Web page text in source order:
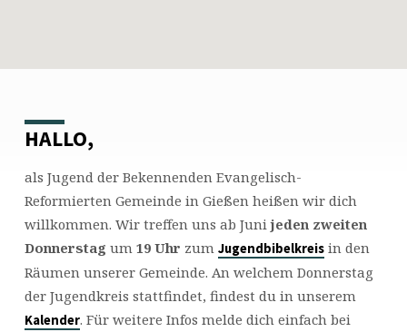
JUGENDKREIS
HALLO,
als Jugend der Bekennenden Evangelisch-
Reformierten Gemeinde in Gießen heißen wir dich
willkommen. Wir treffen uns ab Junijeden zweiten
Donnerstag um 19 Uhr zum Jugendbibelkreisin den
Räumen unserer Gemeinde. An welchem Donnerstag
der Jugendkreis stattfindet, findest du in unserem
Kalender. Für weitere Infos melde dich einfach bei